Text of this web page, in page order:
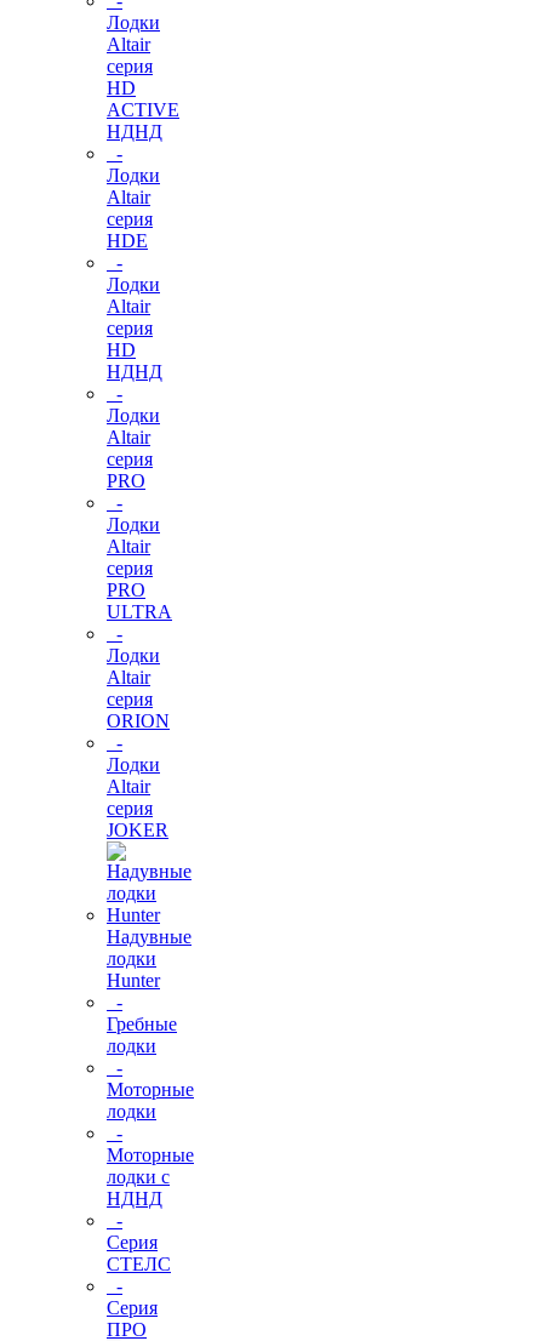
Лодки
Altair
серия
HD
ACTIVE
НДНД
-
Лодки
Altair
серия
HDE
-
Лодки
Altair
серия
HD
НДНД
-
Лодки
Altair
серия
PRO
-
Лодки
Altair
серия
PRO
ULTRA
-
Лодки
Altair
серия
ORION
-
Лодки
Altair
серия
JOKER
Надувные
лодки
Hunter
-
Гребные
лодки
-
Моторные
лодки
-
Моторные
лодки с
НДНД
-
Серия
СТЕЛС
-
Серия
ПРО